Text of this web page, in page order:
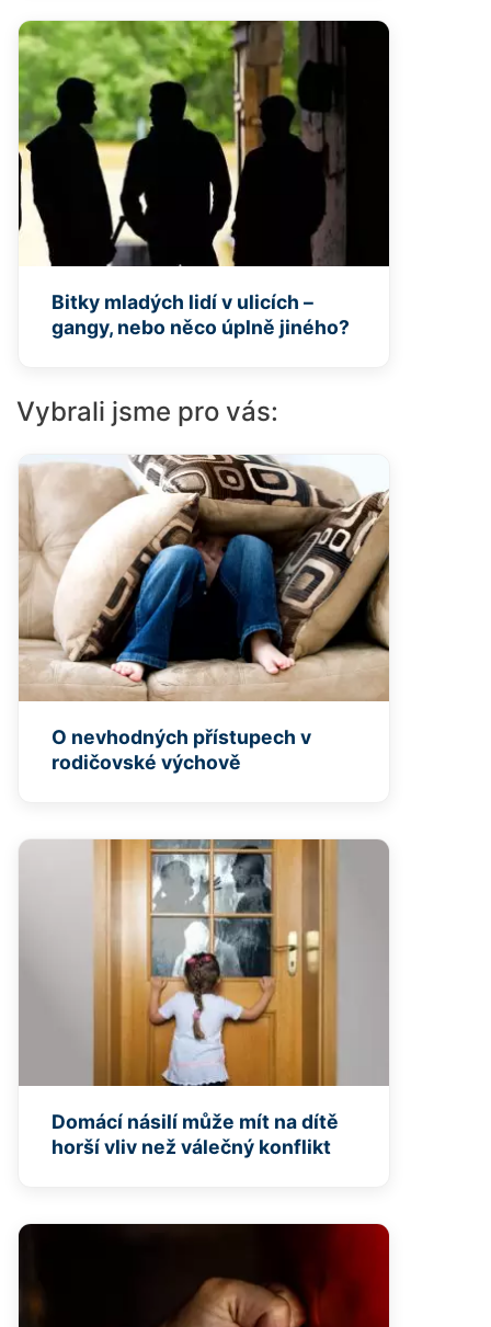
Bitky mladých lidí v ulicích –
gangy, nebo něco úplně jiného?
Vybrali jsme pro vás:
O nevhodných přístupech v
rodičovské výchově
Domácí násilí může mít na dítě
horší vliv než válečný konflikt